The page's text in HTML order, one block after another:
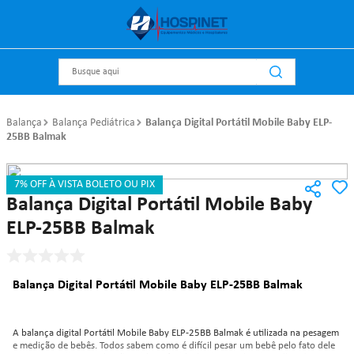
Balança Balança Pediátrica
Balança Digital Portátil Mobile Baby ELP-
25BB Balmak
7% OFF À VISTA BOLETO OU PIX
Referência :658 Balmak
Balança Digital Portátil Mobile Baby
ELP-25BB Balmak
Balança Digital Portátil Mobile Baby ELP-25BB Balmak
A balança digital Portátil Mobile Baby ELP-25BB Balmak é utilizada na pesagem
e medição de bebês. Todos sabem como é difícil pesar um bebê pelo fato dele